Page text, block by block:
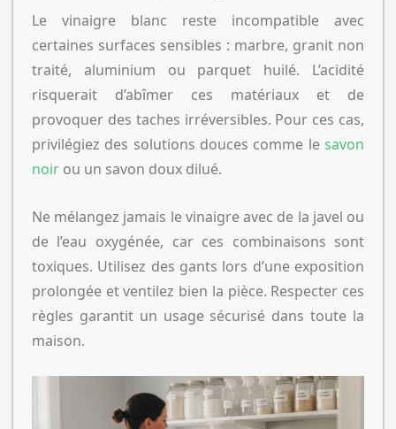
Le vinaigre blanc reste incompatible avec
certaines surfaces sensibles : marbre, granit non
traité, aluminium ou parquet huilé. L’acidité
risquerait d’abîmer ces matériaux et de
provoquer des taches irréversibles. Pour ces cas,
privilégiez des solutions douces comme lesavon
noirou un savon doux dilué.
Ne mélangez jamais le vinaigre avec de la javel ou
de l’eau oxygénée, car ces combinaisons sont
toxiques. Utilisez des gants lors d’une exposition
prolongée et ventilez bien la pièce. Respecter ces
règles garantit un usage sécurisé dans toute la
maison.